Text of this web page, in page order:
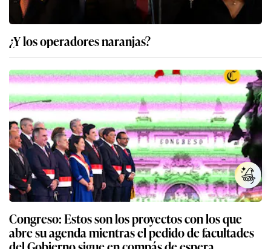
¿Y los operadores naranjas?
Congreso: Estos son los proyectos con los que
abre su agenda mientras el pedido de facultades